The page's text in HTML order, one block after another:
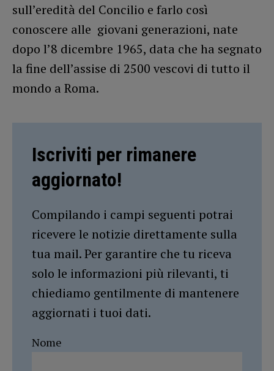
sull’eredità del Concilio e farlo così
conoscere alle giovani generazioni, nate
dopo l’8 dicembre 1965, data che ha segnato
la fine dell’assise di 2500 vescovi di tutto il
mondo a Roma.
Iscriviti per rimanere
aggiornato!
Compilando i campi seguenti potrai
ricevere le notizie direttamente sulla
tua mail. Per garantire che tu riceva
solo le informazioni più rilevanti, ti
chiediamo gentilmente di mantenere
aggiornati i tuoi dati.
Nome